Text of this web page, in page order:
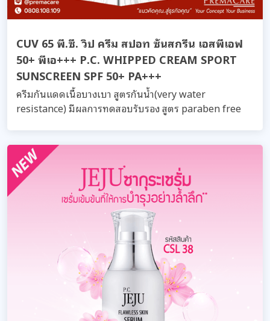
CUV 65 พี.ซี. วิป ครีม สปอท ซันสกรีน เอสพีเอฟ
50+ พีเอ+++ P.C. WHIPPED CREAM SPORT
SUNSCREEN SPF 50+ PA+++
ครีมกันแดดเนื้อบางเบา สูตรกันน้ำ(very water
resistance) มีผลการทดสอบรับรอง สูตร paraben free